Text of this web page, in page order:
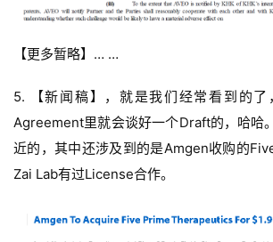
【更多暂略】… …
5. 【新闻稿】，就是我们经常看到的了
Agreement里就会谈好一个Draft的，哈哈
近的，其中还涉及到的是Amgen收购的
Zai Lab有过License合作。